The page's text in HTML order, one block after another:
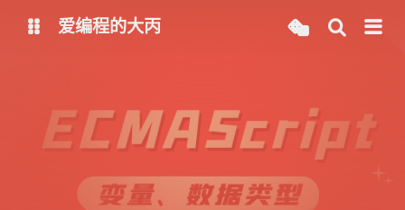
大丙课堂 微信公众号
QQ交流群 微信
爱编程的大丙